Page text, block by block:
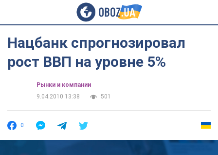
Нацбанк спрогнозировал
рост ВВП на уровне 5%
Рынки и компании
9.04.2010 13:38
501
0